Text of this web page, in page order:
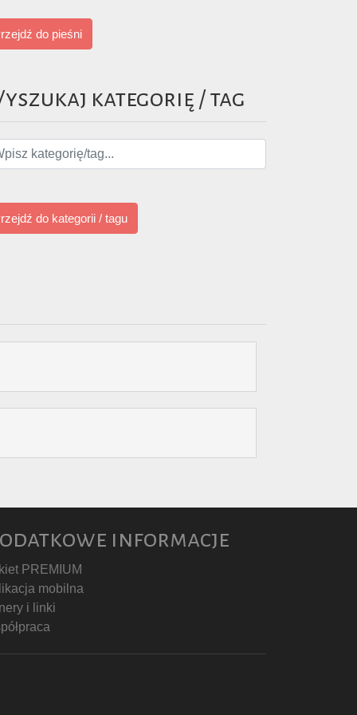
do pieśni
kategorię / tag
do kategorii / tagu
informacje
PREMIUM
mobilna
i linki